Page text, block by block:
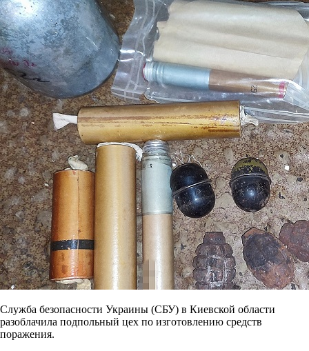
Служба безопасности Украины (СБУ) в Киевской области
разоблачила подпольный цех по изготовлению средств
поражения.